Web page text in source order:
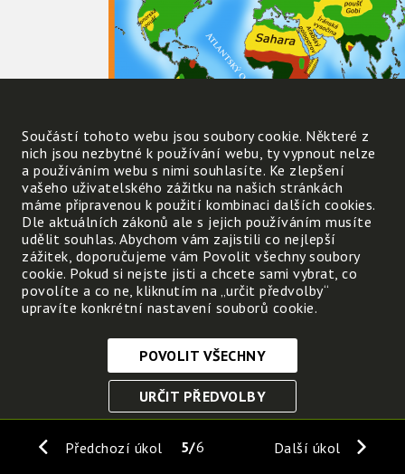
Jakou barvou se na mapě vyznačují místa s
Kterým slovem se taková místa označují?
Předchozí úkol Další úkol
5 6
Součástí tohoto webu jsou soubory cookie. Některé z
nich jsou nezbytné k používání webu, ty vypnout nelze
a používáním webu s nimi souhlasíte. Ke zlepšení
vašeho uživatelského zážitku na našich stránkách
máme připravenou k použití kombinaci dalších cookies.
Dle aktuálních zákonů ale s jejich používáním musíte
udělit souhlas. Abychom vám zajistili co nejlepší
zážitek, doporučujeme vám Povolit všechny soubory
cookie. Pokud si nejste jisti a chcete sami vybrat, co
povolíte a co ne, kliknutím na „určit předvolby“
upravíte konkrétní nastavení souborů cookie.
Nezbytně nutné cookies
Tyto soubory cookie jsou nezbytné, abyste se mohli
funkce. Bez těchto cookies by webové stránky
POVOLIT VŠECHNY
URČIT PŘEDVOLBY